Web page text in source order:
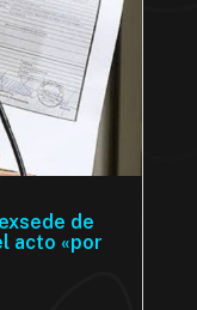
de
acto «por